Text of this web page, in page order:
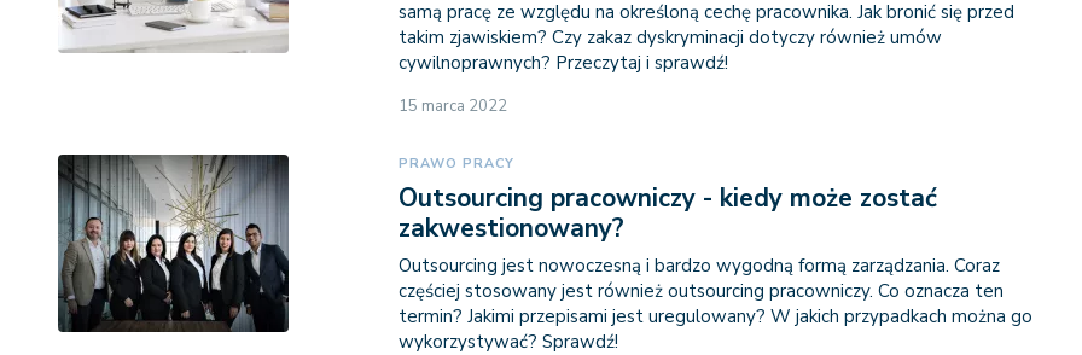
samą pracę ze względu na określoną cechę pracownika. Jak bronić się przed
takim zjawiskiem? Czy zakaz dyskryminacji dotyczy również umów
cywilnoprawnych? Przeczytaj i sprawdź!
15 marca 2022
PRAWO PRACY
Outsourcing pracowniczy - kiedy może zostać
zakwestionowany?
Outsourcing jest nowoczesną i bardzo wygodną formą zarządzania. Coraz
częściej stosowany jest również outsourcing pracowniczy. Co oznacza ten
termin? Jakimi przepisami jest uregulowany? W jakich przypadkach można go
wykorzystywać? Sprawdź!